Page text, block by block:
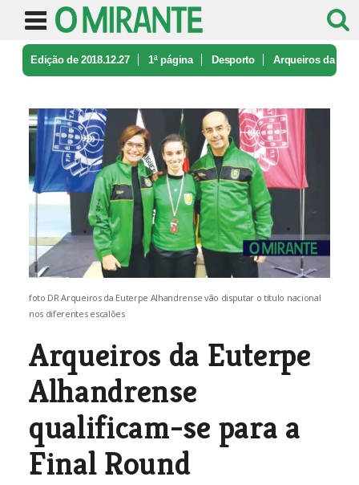
Edição de 2018.12.27 1ª página Desporto Arqueiros da
foto DR Arqueiros da Euterpe Alhandrense vão disputar o título nacional
nos diferentes escalões
Arqueiros da Euterpe
Alhandrense
qualificam-se para a
Final Round